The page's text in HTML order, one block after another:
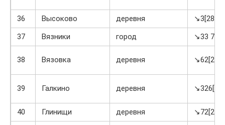
36 Высоково деревня
↘3[28]
37
Вязники город ↘33
38 Вязовка деревня ↘62[28]
39 Галкино деревня ↘326[28]
40 Глинищи деревня ↘72[28]